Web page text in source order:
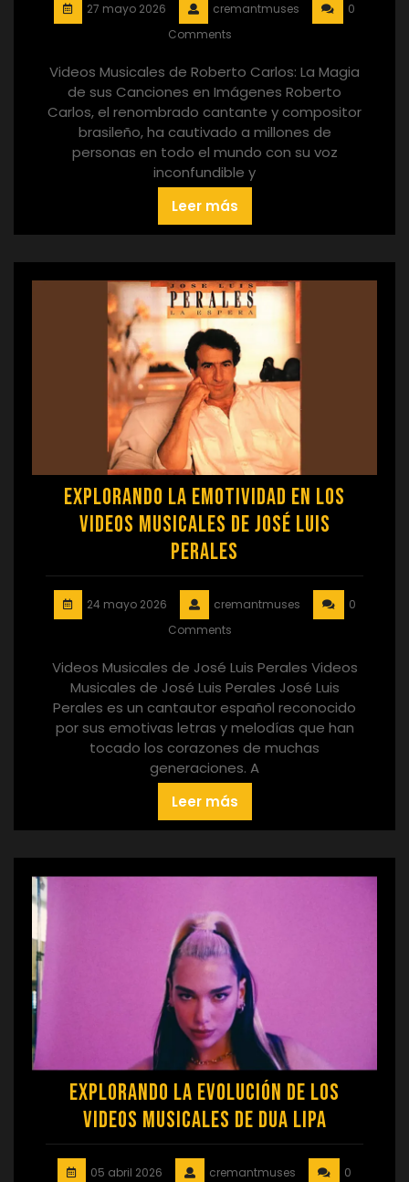
27 mayo 2026 cremantmuses
0
Comments
Videos Musicales de Roberto Carlos: La Magia
de sus Canciones en Imágenes Roberto
Carlos, el renombrado cantante y compositor
brasileño, ha cautivado a millones de
personas en todo el mundo con su voz
inconfundible y
Leer más
Explorando la Emotividad en los
Videos Musicales de José Luis
Perales
24 mayo 2026 cremantmuses
0
Comments
Videos Musicales de José Luis Perales Videos
Musicales de José Luis Perales José Luis
Perales es un cantautor español reconocido
por sus emotivas letras y melodías que han
tocado los corazones de muchas
generaciones. A
Leer más
Explorando la Evolución de los
Videos Musicales de Dua Lipa
05 abril 2026 cremantmuses 0